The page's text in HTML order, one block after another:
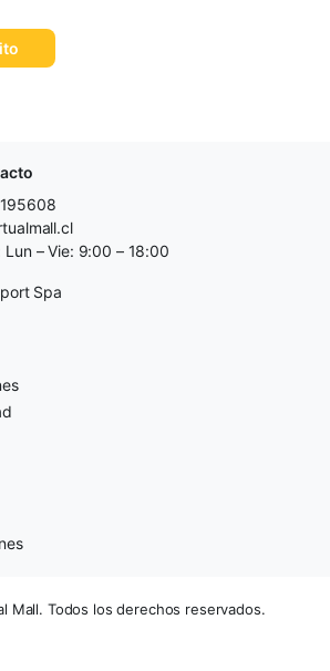
Lun – Vie: 9:00 – 18:00
Spa
Mall. Todos los derechos reservados.